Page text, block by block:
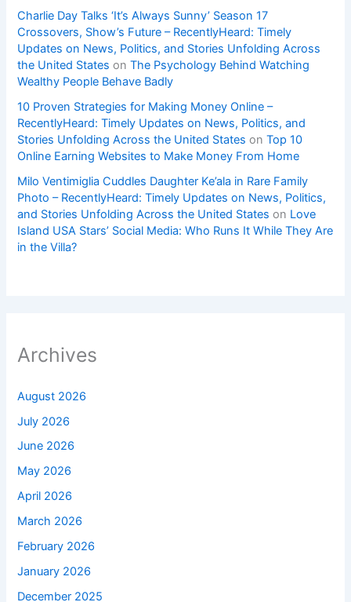
Charlie Day Talks ‘It’s Always Sunny’ Season 17
Crossovers, Show’s Future – RecentlyHeard: Timely
Updates on News, Politics, and Stories Unfolding Across
the United States onThe Psychology Behind Watching
Wealthy People Behave Badly
10 Proven Strategies for Making Money Online –
RecentlyHeard: Timely Updates on News, Politics, and
Stories Unfolding Across the United States onTop 10
Online Earning Websites to Make Money From Home
Milo Ventimiglia Cuddles Daughter Ke’ala in Rare Family
Photo – RecentlyHeard: Timely Updates on News, Politics,
and Stories Unfolding Across the United States on Love
Island USA Stars’ Social Media: Who Runs It While They Are
in the Villa?
Archives
August 2026
July 2026
June 2026
May 2026
April 2026
March 2026
February 2026
January 2026
December 2025